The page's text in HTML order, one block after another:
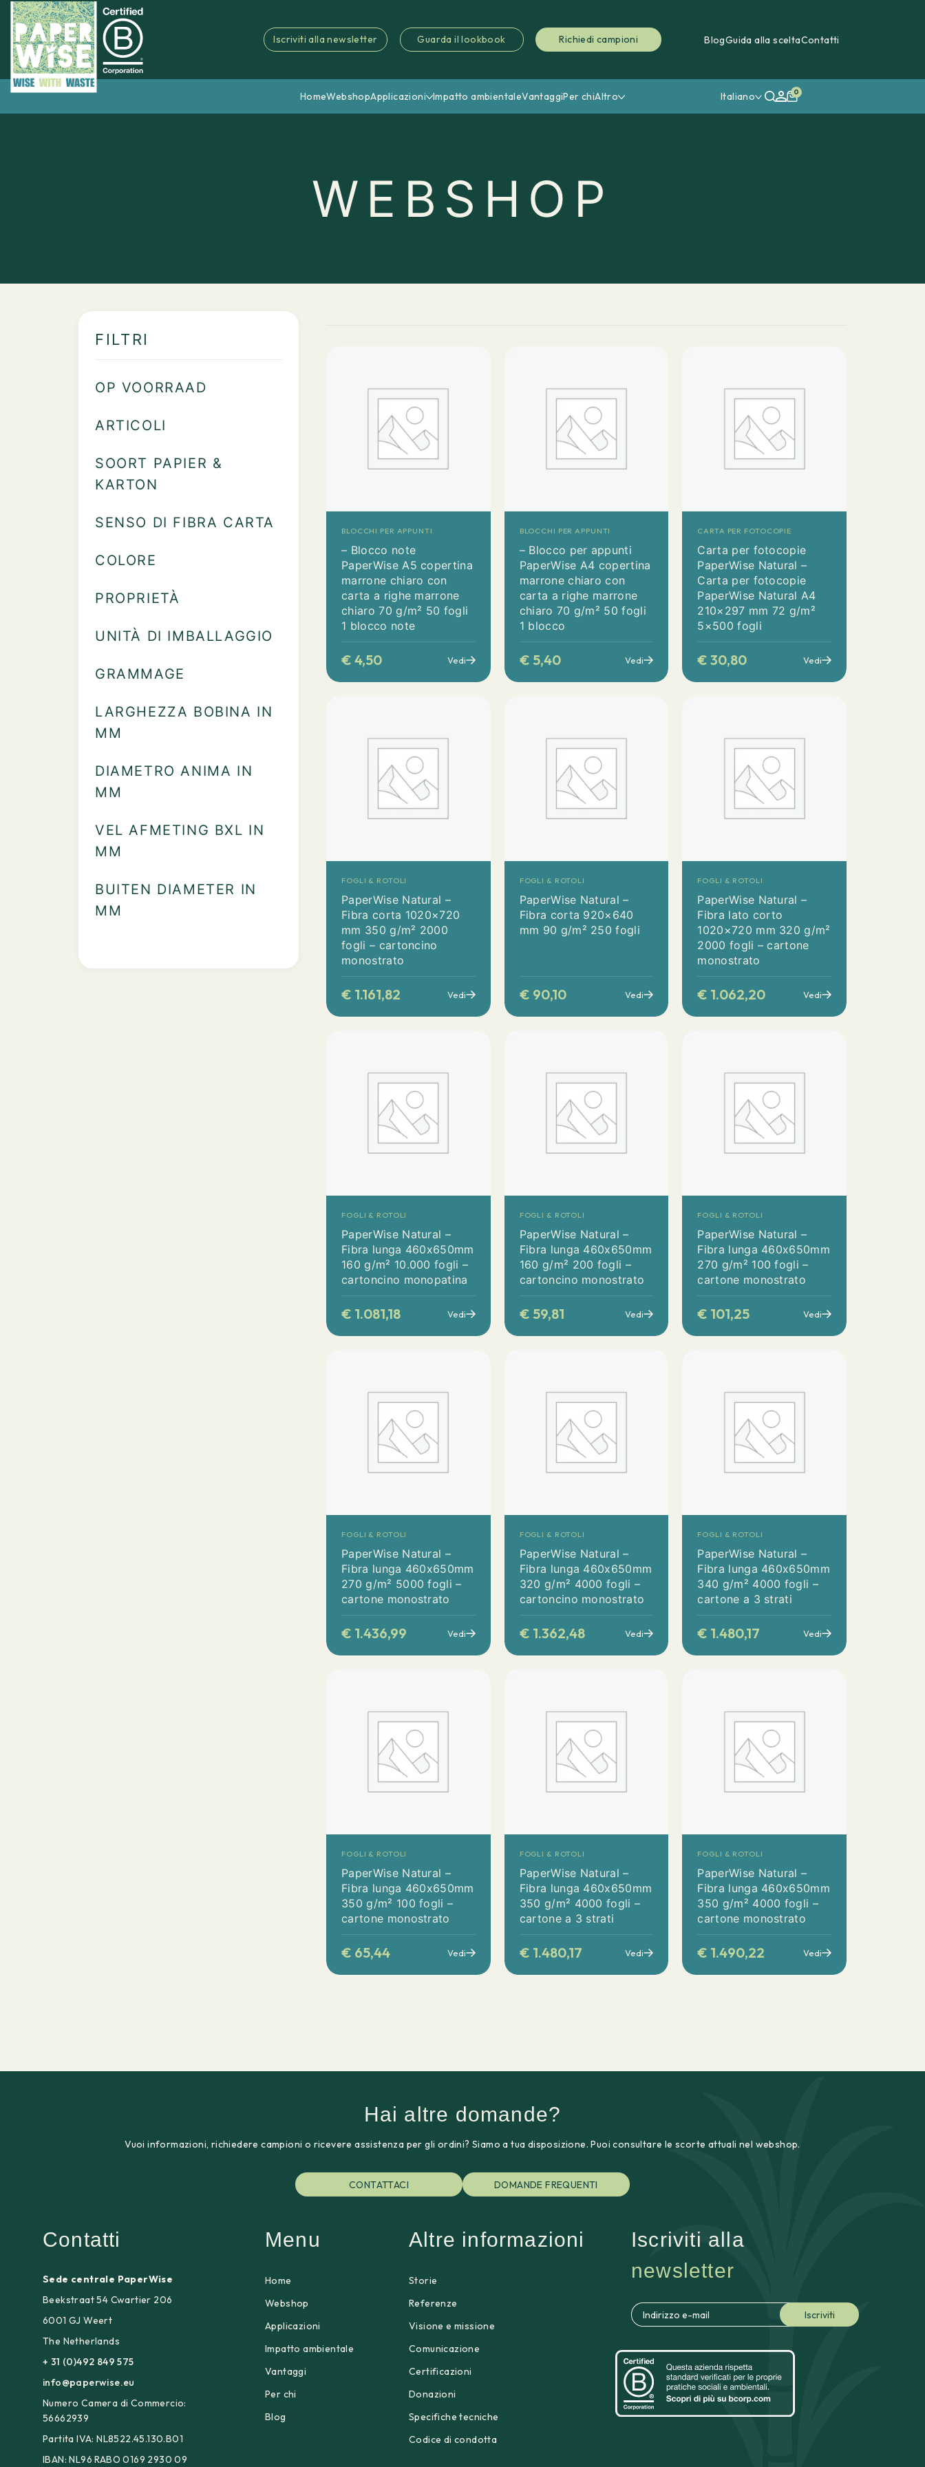
Iscriviti alla newsletter Guarda il lookbook Richiedi campioni BlogGuida alla sceltaContatti
HomeWebshopApplicazioni Impatto ambientaleVantaggiPer chiAltro Italiano 0
WEBSHOP
FILTRI
OP VOORRAAD
ARTICOLI
SOORT PAPIER &
KARTON
SENSO DI FIBRA CARTA
COLORE
PROPRIETÀ
UNITÀ DI IMBALLAGGIO
GRAMMAGE
LARGHEZZA BOBINA IN
MM
DIAMETRO ANIMA IN
MM
VEL AFMETING BXL IN
MM
BUITEN DIAMETER IN
MM
BLOCCHI PER APPUNTI
– Blocco note
PaperWise A5 copertina
marrone chiaro con
carta a righe marrone
chiaro 70 g/m² 50 fogli
1 blocco note
€ 4,50 Vedi
BLOCCHI PER APPUNTI
– Blocco per appunti
PaperWise A4 copertina
marrone chiaro con
carta a righe marrone
chiaro 70 g/m² 50 fogli
1 blocco
€ 5,40 Vedi
CARTA PER FOTOCOPIE
Carta per fotocopie
PaperWise Natural –
Carta per fotocopie
PaperWise Natural A4
210×297 mm 72 g/m²
5×500 fogli
€ 30,80 Vedi
FOGLI & ROTOLI
PaperWise Natural –
Fibra corta 1020×720
mm 350 g/m² 2000
fogli – cartoncino
monostrato
€ 1.161,82 Vedi
FOGLI & ROTOLI
PaperWise Natural –
Fibra corta 920×640
mm 90 g/m² 250 fogli
€ 90,10 Vedi
FOGLI & ROTOLI
PaperWise Natural –
Fibra lato corto
1020×720 mm 320 g/m²
2000 fogli – cartone
monostrato
€ 1.062,20 Vedi
FOGLI & ROTOLI
PaperWise Natural –
Fibra lunga 460x650mm
160 g/m² 10.000 fogli –
cartoncino monopatina
€ 1.081,18 Vedi
FOGLI & ROTOLI
PaperWise Natural –
Fibra lunga 460x650mm
160 g/m² 200 fogli –
cartoncino monostrato
€ 59,81 Vedi
FOGLI & ROTOLI
PaperWise Natural –
Fibra lunga 460x650mm
270 g/m² 100 fogli –
cartone monostrato
€ 101,25 Vedi
FOGLI & ROTOLI
PaperWise Natural –
Fibra lunga 460x650mm
270 g/m² 5000 fogli –
cartone monostrato
€ 1.436,99 Vedi
FOGLI & ROTOLI
PaperWise Natural –
Fibra lunga 460x650mm
320 g/m² 4000 fogli –
cartoncino monostrato
€ 1.362,48 Vedi
FOGLI & ROTOLI
PaperWise Natural –
Fibra lunga 460x650mm
340 g/m² 4000 fogli –
cartone a 3 strati
€ 1.480,17 Vedi
FOGLI & ROTOLI
PaperWise Natural –
Fibra lunga 460x650mm
350 g/m² 100 fogli –
cartone monostrato
€ 65,44 Vedi
FOGLI & ROTOLI
PaperWise Natural –
Fibra lunga 460x650mm
350 g/m² 4000 fogli –
cartone a 3 strati
€ 1.480,17 Vedi
FOGLI & ROTOLI
PaperWise Natural –
Fibra lunga 460x650mm
350 g/m² 4000 fogli –
cartone monostrato
€ 1.490,22 Vedi
Hai altre domande?
Vuoi informazioni, richiedere campioni o ricevere assistenza per gli ordini? Siamo a tua disposizione. Puoi consultare le scorte attuali nel webshop.
CONTATTACI DOMANDE FREQUENTI
Contatti
Sede centrale PaperWise
Beekstraat 54 Cwartier 206
6001 GJ Weert
The Netherlands
+ 31 (0)492 849 575
info@paperwise.eu
Numero Camera di Commercio:
56662939
Partita IVA: NL8522.45.130.B01
IBAN: NL96 RABO 0169 2930 09
Menu
Home
Webshop
Applicazioni
Impatto ambientale
Vantaggi
Per chi
Blog
Altre informazioni
Storie
Referenze
Visione e missione
Comunicazione
Certificazioni
Donazioni
Specifiche tecniche
Codice di condotta
Iscriviti alla
newsletter